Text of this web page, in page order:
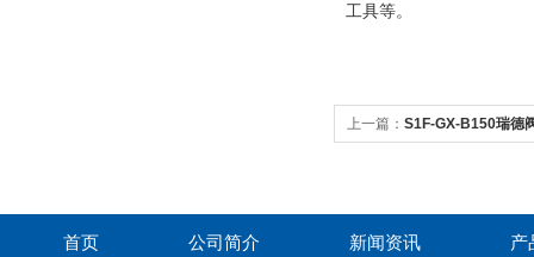
工具等。
上一篇： S1F-GX-B150瑞德
首页 公司简介 新闻资讯 产